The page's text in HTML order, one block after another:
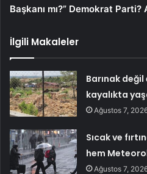
Başkanı mı?” Demokrat
İlgili Makaleler
Barınak
kayalıkta
Ağustos 7,
Sıcak ve
hem
Ağustos 7,